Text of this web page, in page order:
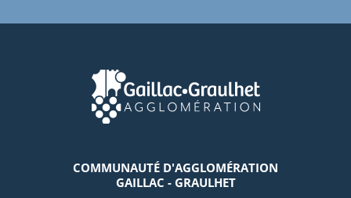
COMMUNAUTÉ D'AGGLOMÉRATION
GAILLAC - GRAULHET